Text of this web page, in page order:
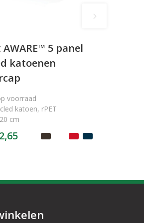
5 panel
katoenen
voorraad
katoen, rPET
cm